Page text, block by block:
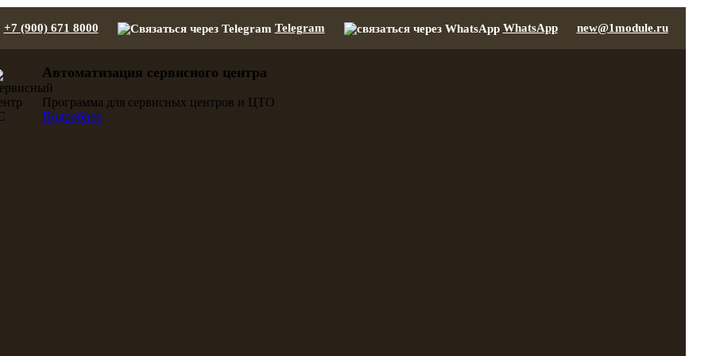
+7 (900) 671 8000 Telegram WhatsApp new@1module.ru
Автоматизация сервисного центра
Программа для сервисных центров и ЦТО
Подробнее